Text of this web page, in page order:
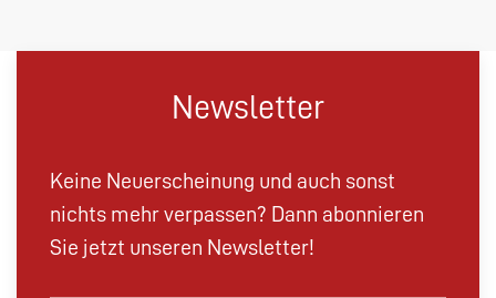
Newsletter
Keine Neuerscheinung und auch sonst
nichts mehr verpassen? Dann abonnieren
Sie jetzt unseren Newsletter!